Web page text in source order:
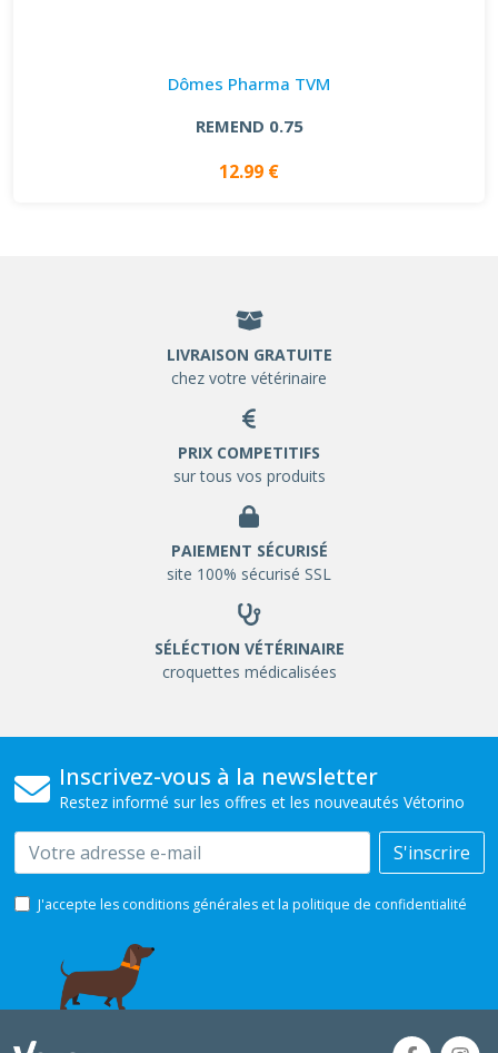
Dômes Pharma TVM
REMEND 0.75
12.99 €
LIVRAISON GRATUITE
chez votre vétérinaire
PRIX COMPETITIFS
sur tous vos produits
PAIEMENT SÉCURISÉ
site 100% sécurisé SSL
SÉLÉCTION VÉTÉRINAIRE
croquettes médicalisées
Inscrivez-vous à la newsletter
Restez informé sur les offres et les nouveautés Vétorino
Email S'inscrire
J'accepte les conditions générales et la politique de confidentialité